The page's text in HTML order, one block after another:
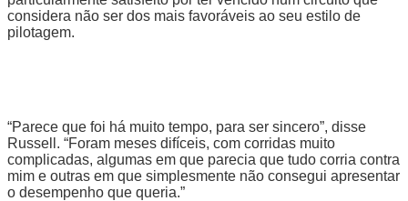
considera não ser dos mais favoráveis ao seu estilo de
pilotagem.
“Parece que foi há muito tempo, para ser sincero”, disse
Russell. “Foram meses difíceis, com corridas muito
complicadas, algumas em que parecia que tudo corria contra
mim e outras em que simplesmente não consegui apresentar
o desempenho que queria.”